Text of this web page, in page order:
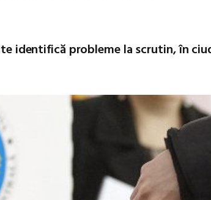
identifică probleme la scrutin, în